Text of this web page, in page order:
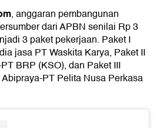
, anggaran pembangunan
dari APBN senilai Rp 3
3 paket pekerjaan. Paket I
jasa PT Waskita Karya, Paket II
BRP (KSO), dan Paket III
PT Pelita Nusa Perkasa